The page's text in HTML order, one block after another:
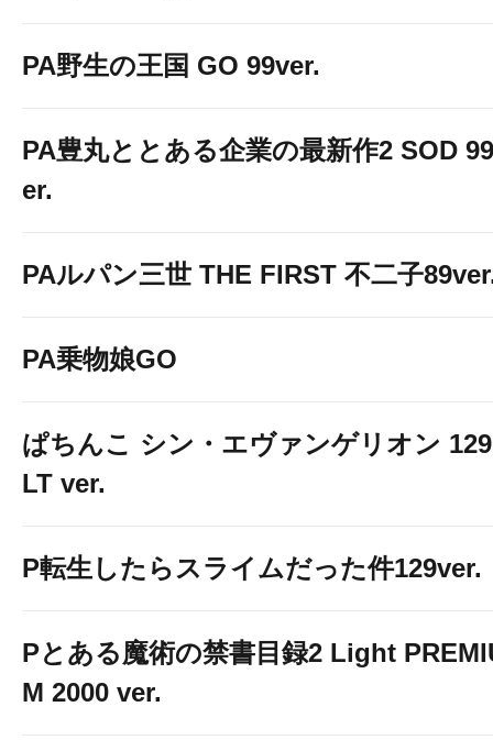
PA野生の王国 GO 99ver.
PA豊丸ととある企業の最新作2 SOD
er.
PAルパン三世 THE FIRST 不二子
PA乗物娘GO
ぱちんこ シン・エヴァンゲリオン 129
LT ver.
P転生したらスライムだった件129ver.
Pとある魔術の禁書目録2 Light
M 2000 ver.